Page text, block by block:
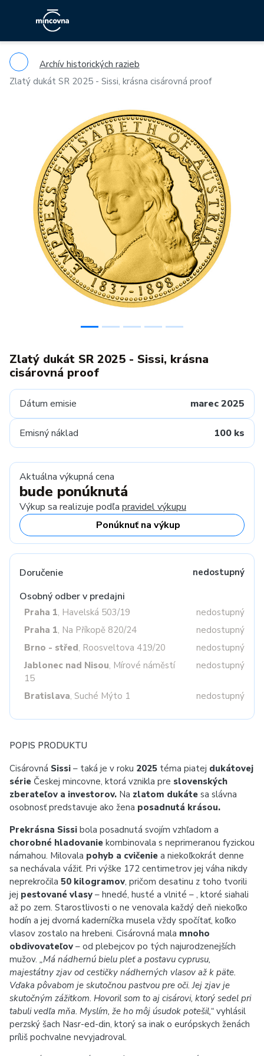
Archív historických razieb
Zlatý dukát SR 2025 - Sissi, krásna cisárovná proof
Previous
Zlatý dukát SR 2025 - Sissi, krásna
cisárovná proof
Dátum emisie marec 2025
Emisný náklad 100 ks
Aktuálna výkupná cena
bude ponúknutá
Výkup sa realizuje podľa pravidel výkupu
Ponúknuť na výkup
Doručenie nedostupný
Osobný odber v predajni
Praha 1, Havelská 503/19
nedostupný
Praha 1, Na Příkopě 820/24
nedostupný
Brno - střed, Roosveltova 419/20
nedostupný
Jablonec nad Nisou, Mírové náměstí
15
nedostupný
Bratislava, Suché Mýto 1 nedostupný
POPIS PRODUKTU
Cisárovná Sissi – taká je v roku 2025 téma piatej dukátovej
série Českej mincovne, ktorá vznikla pre slovenských
zberateľov a investorov. Na zlatom dukáte sa slávna
osobnosť predstavuje ako žena posadnutá krásou.
Prekrásna Sissi bola posadnutá svojím vzhľadom a
chorobné hladovanie kombinovala s neprimeranou fyzickou
námahou. Milovala pohyb a cvičenie a niekoľkokrát denne
sa nechávala vážiť. Pri výške 172 centimetrov jej váha nikdy
neprekročila 50 kilogramov, pričom desatinu z toho tvorili
jej pestované vlasy – hnedé, husté a vlnité – , ktoré siahali
až po zem. Starostlivosti o ne venovala každý deň niekoľko
hodín a jej dvorná kaderníčka musela vždy spočítať, koľko
vlasov zostalo na hrebeni. Cisárovná mala mnoho
obdivovateľov – od plebejcov po tých najurodzenejších
mužov. „Má nádhernú bielu pleť a postavu cyprusu,
majestátny zjav od cestičky nádherných vlasov až k päte.
Vďaka pôvabom je skutočnou pastvou pre oči. Jej zjav je
skutočným zážitkom. Hovoril som to aj cisárovi, ktorý sedel pri
tabuli vedľa mňa. Myslím, že ho môj úsudok potešil,“ vyhlásil
perzský šach Nasr-ed-din, ktorý sa inak o európskych ženách
príliš pochvalne nevyjadroval.